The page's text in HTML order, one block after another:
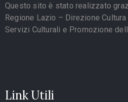
Questo sito è stato realizzato
Regione Lazio – Direzione
Servizi Culturali e Promozione
Link Utili